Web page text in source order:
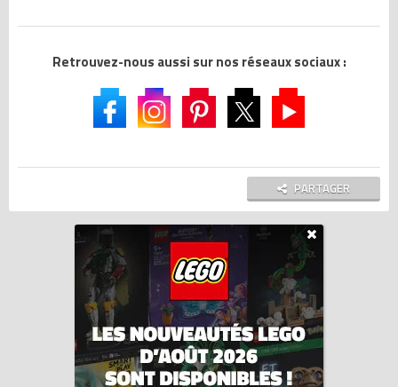
Retrouvez-nous aussi sur nos réseaux sociaux :
PARTAGER